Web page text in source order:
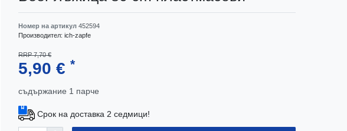
Номер на артикул 452594
Производител: ich-zapfe
RRP 7,70 €
5,90 € *
съдържание 1 парче
Срок на доставка 2 седмици!